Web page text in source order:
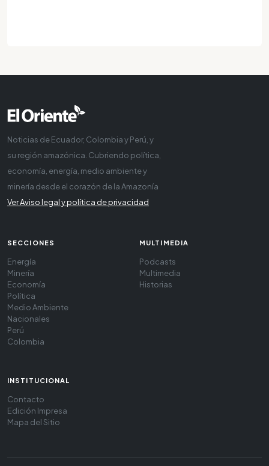
Noticias de Ecuador, Colombia y Perú, y
su región amazónica. Cubriendo política,
economía, energía, medio ambiente y
minería desde el corazón de la Amazonía
Ver Aviso legal y política de privacidad
SECCIONES
Energía
Minería
Economía
Política
Medio Ambiente
Nacionales
Perú
Colombia
MULTIMEDIA
Podcasts
Multimedia
Historias
INSTITUCIONAL
Contacto
Edición Impresa
Mapa del Sitio